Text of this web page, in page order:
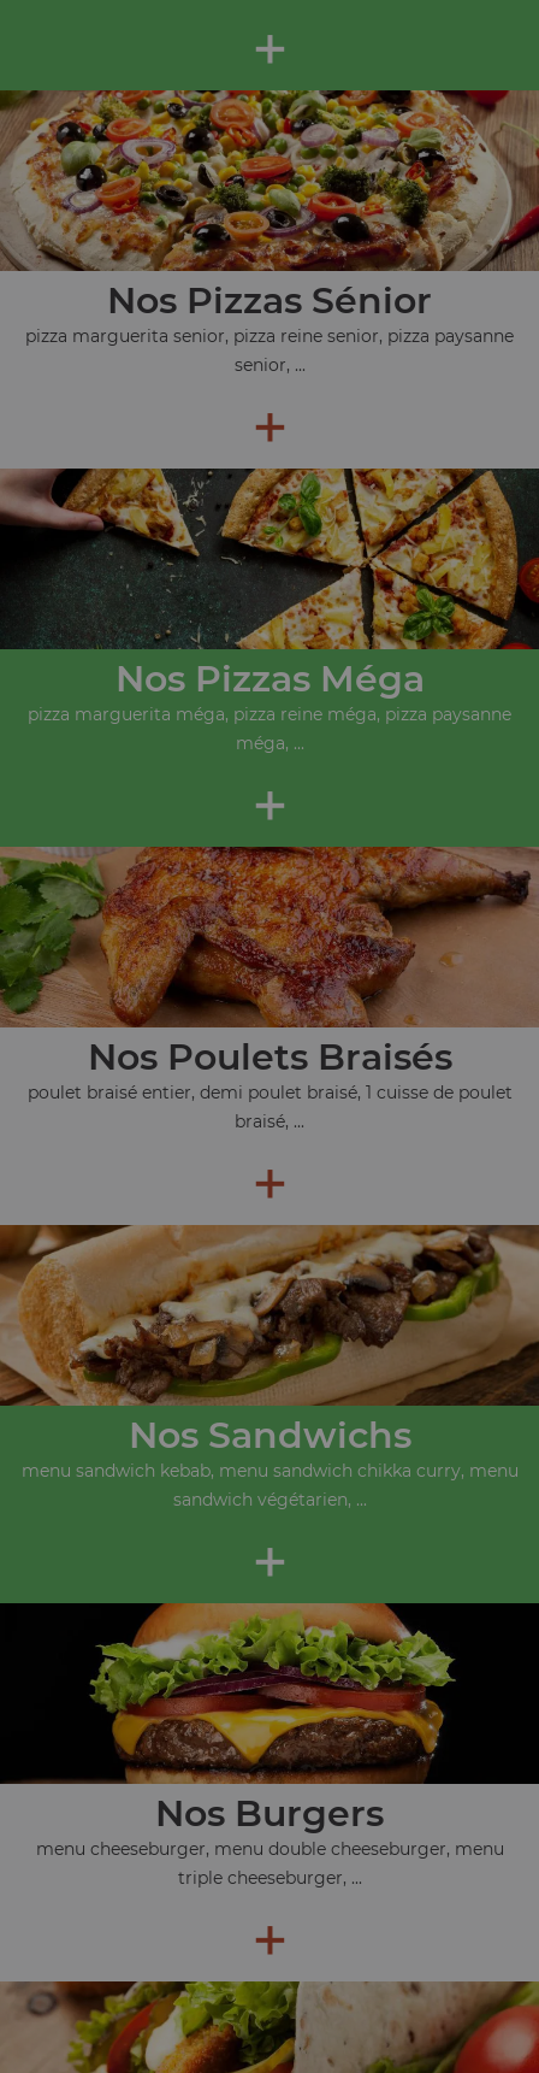
+
Nos Pizzas Sénior
pizza marguerita senior, pizza reine senior, pizza paysanne
senior, ...
+
Nos Pizzas Méga
pizza marguerita méga, pizza reine méga, pizza paysanne
méga, ...
+
Nos Poulets Braisés
poulet braisé entier, demi poulet braisé, 1 cuisse de poulet
braisé, ...
+
Nos Sandwichs
menu sandwich kebab, menu sandwich chikka curry, menu
sandwich végétarien, ...
+
Nos Burgers
menu cheeseburger, menu double cheeseburger, menu
triple cheeseburger, ...
+